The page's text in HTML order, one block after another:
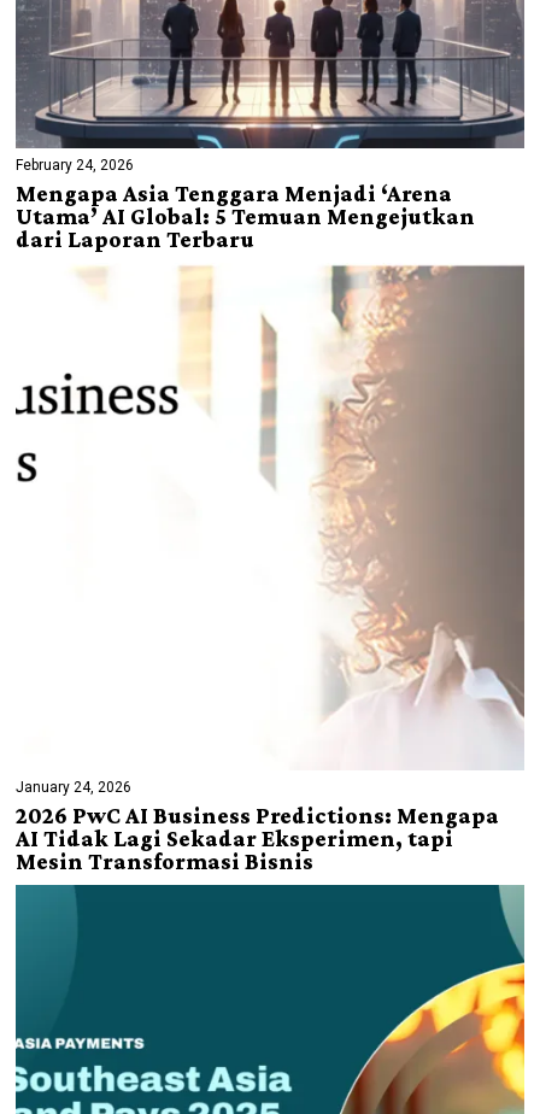
February 24, 2026
Mengapa Asia Tenggara Menjadi ‘Arena
Utama’ AI Global: 5 Temuan Mengejutkan
dari Laporan Terbaru
January 24, 2026
2026 PwC AI Business Predictions: Mengapa
AI Tidak Lagi Sekadar Eksperimen, tapi
Mesin Transformasi Bisnis